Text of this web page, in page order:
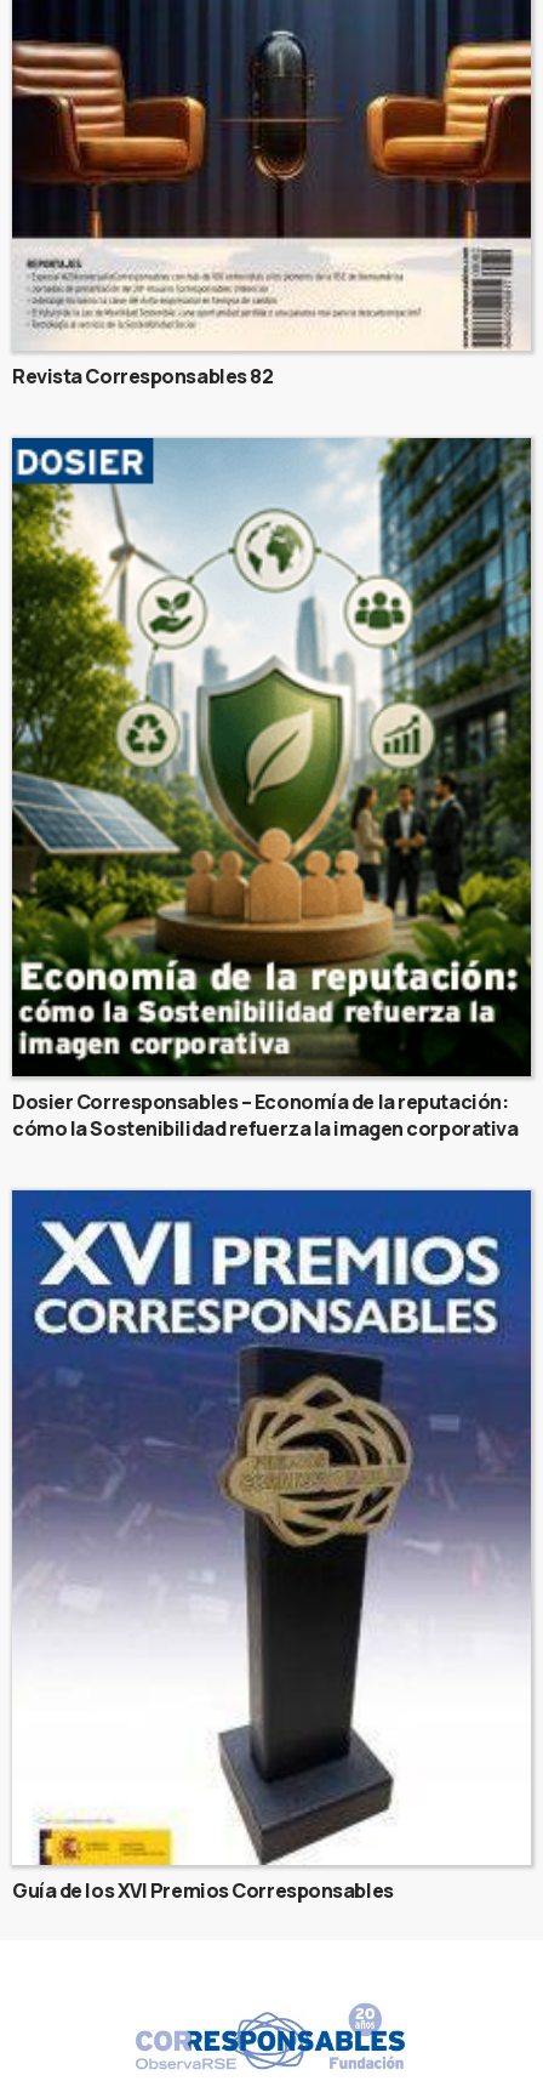
Revista Corresponsables 82
Dosier Corresponsables – Economía de la reputación:
cómo la Sostenibilidad refuerza la imagen corporativa
Guía de los XVI Premios Corresponsables